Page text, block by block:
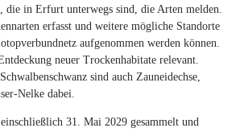
die in Erfurt unterwegs sind, die Arten melden.
erfasst und weitere mögliche Standorte
aufgenommen werden können.
neuer Trockenhabitate relevant.
sind auch Zauneidechse,
Nelke dabei.
31. Mai 2029 gesammelt und